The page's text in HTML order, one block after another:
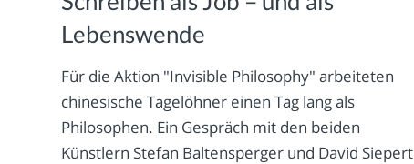
Lebenswende
Für die Aktion "Invisible Philosophy" arbeiteten
chinesische Tagelöhner einen Tag lang als
Philosophen. Ein Gespräch mit den beiden
Künstlern Stefan Baltensperger und David Siepert